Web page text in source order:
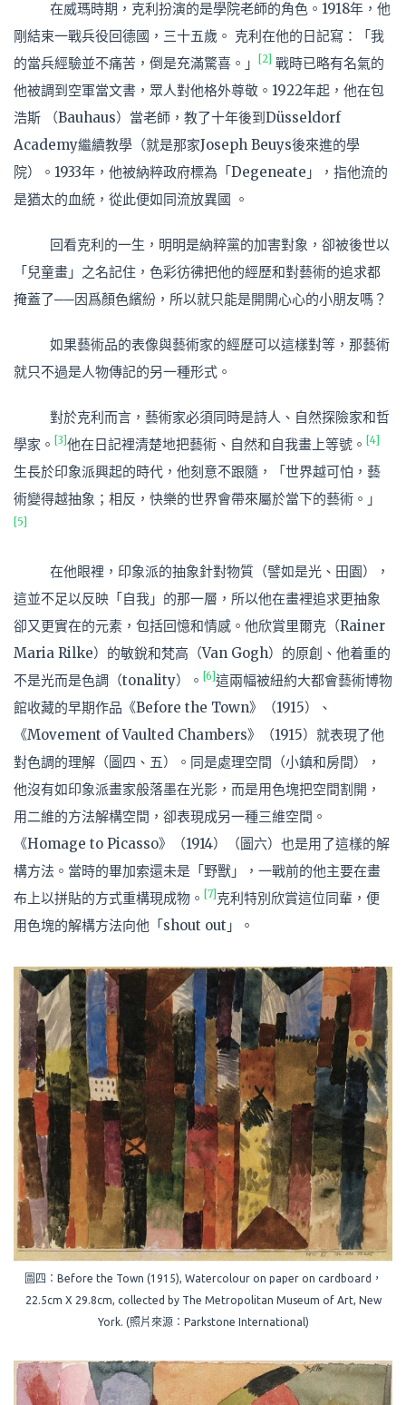
在威瑪時期，克利扮演的是學院老師的角色。1918年，他
剛結束一戰兵役回德國，三十五歲。 克利在他的日記寫：「我
的當兵經驗並不痛苦，倒是充滿驚喜。」
[2] 戰時已略有名氣的
他被調到空軍當文書，眾人對他格外尊敬。1922年起，他在包
浩斯 （Bauhaus）當老師，教了十年後到Düsseldorf
Academy繼續教學（就是那家Joseph Beuys後來進的學
院）。1933年，他被納粹政府標為「Degeneate」，指他流的
是猶太的血統，從此便如同流放異國 。
回看克利的一生，明明是納粹黨的加害對象，卻被後世以
「兒童畫」之名記住，色彩彷彿把他的經歷和對藝術的追求都
掩蓋了──因爲顏色繽紛，所以就只能是開開心心的小朋友嗎？
如果藝術品的表像與藝術家的經歷可以這樣對等，那藝術
就只不過是人物傳記的另一種形式。
對於克利而言，藝術家必須同時是詩人、自然探險家和哲
學家。
[3] 他在日記裡清楚地把藝術、自然和自我畫上等號。 [4]
生長於印象派興起的時代，他刻意不跟隨，「世界越可怕，藝
術變得越抽象；相反，快樂的世界會帶來屬於當下的藝術。」
[5]
在他眼裡，印象派的抽象針對物質（譬如是光、田園），
這並不足以反映「自我」的那一層，所以他在畫裡追求更抽象
卻又更實在的元素，包括回憶和情感。他欣賞里爾克（Rainer
Maria Rilke）的敏銳和梵高（Van Gogh）的原創、他着重的
不是光而是色調（tonality）。 [6] 這兩幅被紐約大都會藝術博物
館收藏的早期作品《Before the Town》（1915）、
《Movement of Vaulted Chambers》（1915）就表現了他
對色調的理解（圖四、五）。同是處理空間（小鎮和房間），
他沒有如印象派畫家般落墨在光影，而是用色塊把空間割開，
用二維的方法解構空間，卻表現成另一種三維空間。
《Homage to Picasso》（1914）（圖六）也是用了這樣的解
構方法。當時的畢加索還未是「野獸」，一戰前的他主要在畫
布上以拼貼的方式重構現成物。
[7] 克利特別欣賞這位同輩，便
用色塊的解構方法向他「shout out」。
圖四：Before the Town (1915), Watercolour on paper on cardboard，
22.5cm X 29.8cm, collected by The Metropolitan Museum of Art, New
York. (照片來源：Parkstone International)